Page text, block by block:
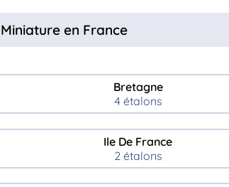
en France
Bretagne
4 étalons
Ile De France
2 étalons